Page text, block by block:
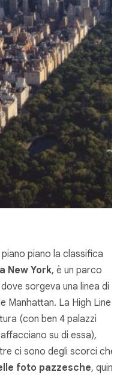
piano la classifica
New York, è un parco
sorgeva una linea di
Manhattan. La High Line
(con ben 4 palazzi
su di essa),
ci sono degli scorci che
foto pazzesche,